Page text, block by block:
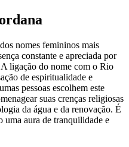
nomes femininos mais
constante e apreciada por
ligação do nome com o Rio
de espiritualidade e
pessoas escolhem este
suas crenças religiosas
da água e da renovação. É
uma aura de tranquilidade e